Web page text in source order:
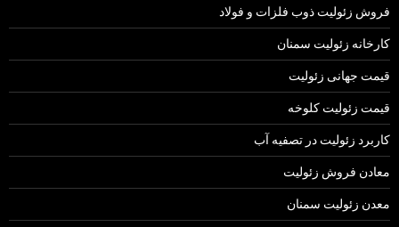
فروش زئولیت ذوب فلزات و فولاد
کارخانه زئولیت سمنان
قیمت جهانی زئولیت
قیمت زئولیت کلوخه
کاربرد زئولیت در تصفیه آب
معادن فروش زئولیت
معدن زئولیت سمنان